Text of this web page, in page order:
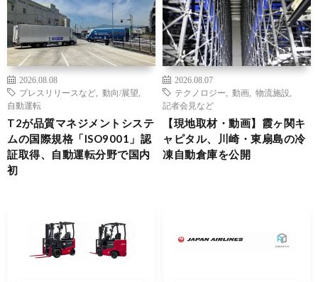
2026.08.08
プレスリリースなど
動向/展望
自動運転
T2が品質マネジメントシステ
ムの国際規格「ISO9001」認
証取得、自動運転分野で国内
初
2026.08.07
テクノロジー
動画 物流施設
記者会見など
【現地取材・動画】霞ヶ関キ
ャピタル、川崎・東扇島の冷
凍自動倉庫を公開